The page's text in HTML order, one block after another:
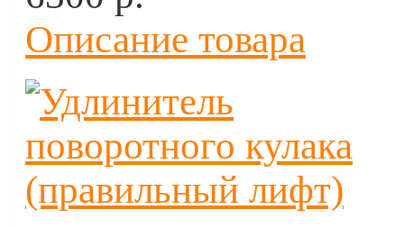
Описание товара